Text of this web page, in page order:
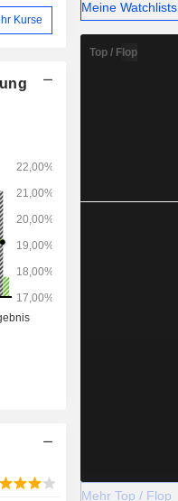
Kurse
Meine Watchlists
Top / Flop
Mehr Top / Flop